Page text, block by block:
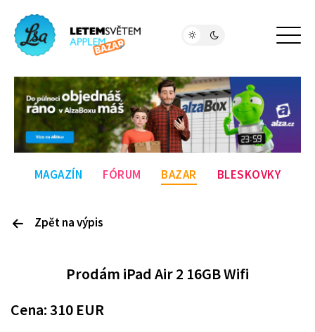
MAGAZÍN FÓRUM BAZAR BLESKOVKY
Zpět na výpis
Prodám iPad Air 2 16GB Wifi
Cena:310 EUR